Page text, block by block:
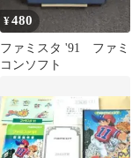
¥480
ファミスタ '91 ファミ
コンソフト